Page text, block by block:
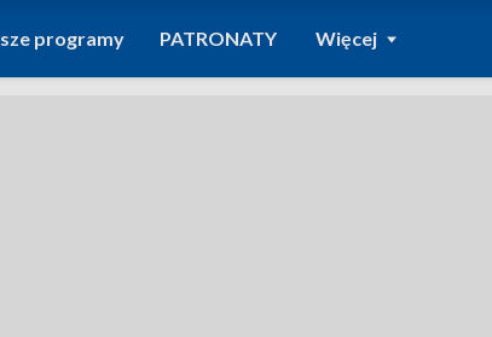
programy PATRONATY Więcej